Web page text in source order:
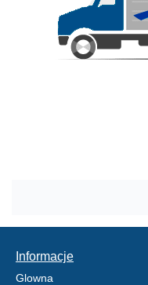
Informacje
Glowna